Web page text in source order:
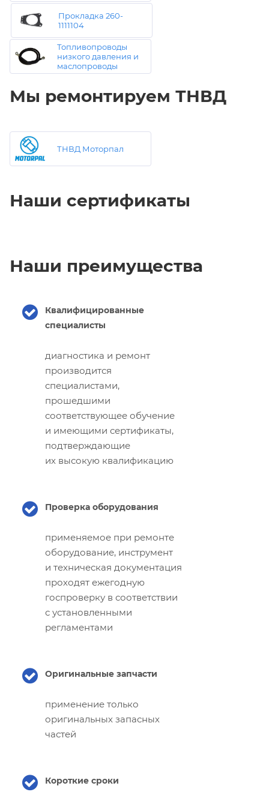
Прокладка 260-
1111104
Топливопроводы
низкого давления и
маслопроводы
Мы ремонтируем ТНВД
ТНВД Моторпал
Наши сертификаты
Наши преимущества
Квалифицированные
специалисты
диагностика и ремонт
производится
специалистами,
прошедшими
соответствующее обучение
и имеющими сертификаты,
подтверждающие
их высокую квалификацию
Проверка оборудования
применяемое при ремонте
оборудование, инструмент
и техническая документация
проходят ежегодную
госпроверку в соответствии
с установленными
регламентами
Оригинальные запчасти
применение только
оригинальных запасных
частей
Короткие сроки